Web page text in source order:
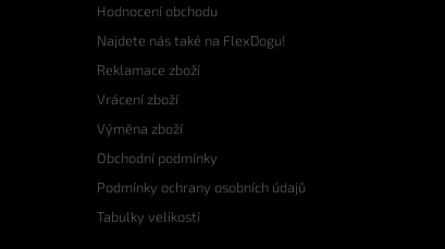
Hodnocení obchodu
Najdete nás také na FlexDogu!
Reklamace zboží
Vrácení zboží
Výměna zboží
Obchodní podmínky
Podmínky ochrany osobních údajů
Tabulky velikostí